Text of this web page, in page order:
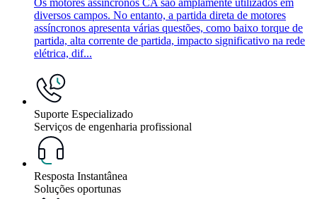
diversos campos. No entanto, a partida direta de motores
assíncronos apresenta várias questões, como baixo torque de
partida, alta corrente de partida, impacto significativo na rede
elétrica, dif...
Suporte Especializado
Serviços de engenharia profissional
Resposta Instantânea
Soluções oportunas